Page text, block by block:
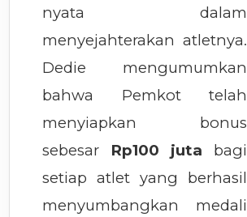
nyata dalam
menyejahterakan atletnya.
Dedie mengumumkan
bahwa Pemkot telah
menyiapkan bonus
sebesar Rp100 juta bagi
setiap atlet yang berhasil
menyumbangkan medali